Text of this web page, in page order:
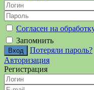
Согласен на
Запомнить
Потеряли пароль?
Авторизация
Регистрация